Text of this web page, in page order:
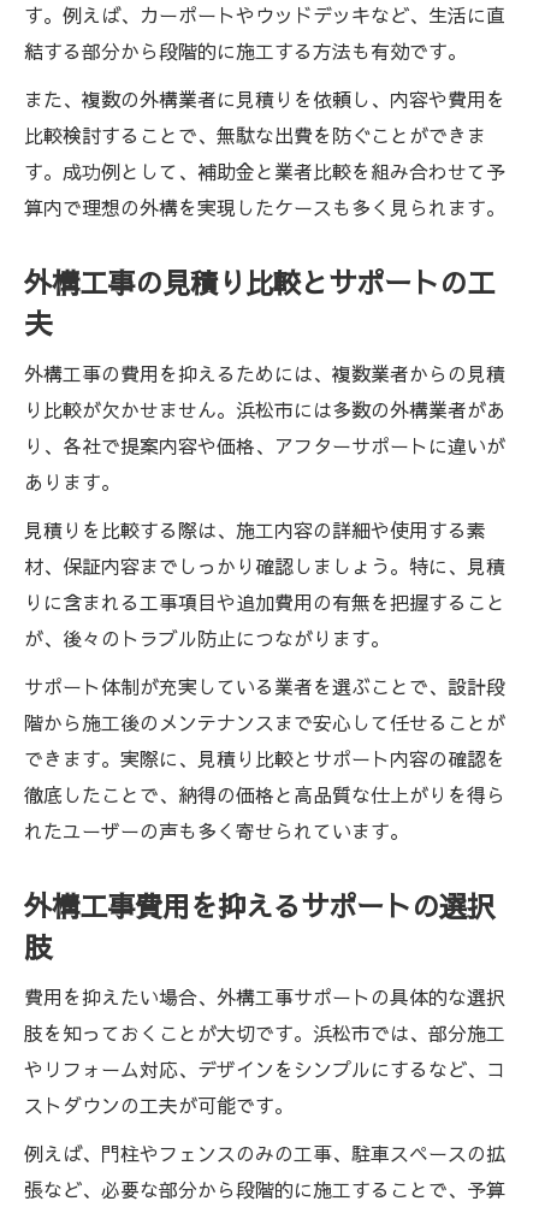
す。例えば、カーポートやウッドデッキなど、生活に直
結する部分から段階的に施工する方法も有効です。
また、複数の外構業者に見積りを依頼し、内容や費用を
比較検討することで、無駄な出費を防ぐことができま
す。成功例として、補助金と業者比較を組み合わせて予
算内で理想の外構を実現したケースも多く見られます。
外構工事の見積り比較とサポートの工
夫
外構工事の費用を抑えるためには、複数業者からの見積
り比較が欠かせません。浜松市には多数の外構業者があ
り、各社で提案内容や価格、アフターサポートに違いが
あります。
見積りを比較する際は、施工内容の詳細や使用する素
材、保証内容までしっかり確認しましょう。特に、見積
りに含まれる工事項目や追加費用の有無を把握すること
が、後々のトラブル防止につながります。
サポート体制が充実している業者を選ぶことで、設計段
階から施工後のメンテナンスまで安心して任せることが
できます。実際に、見積り比較とサポート内容の確認を
徹底したことで、納得の価格と高品質な仕上がりを得ら
れたユーザーの声も多く寄せられています。
外構工事費用を抑えるサポートの選択
肢
費用を抑えたい場合、外構工事サポートの具体的な選択
肢を知っておくことが大切です。浜松市では、部分施工
やリフォーム対応、デザインをシンプルにするなど、コ
ストダウンの工夫が可能です。
例えば、門柱やフェンスのみの工事、駐車スペースの拡
張など、必要な部分から段階的に施工することで、予算